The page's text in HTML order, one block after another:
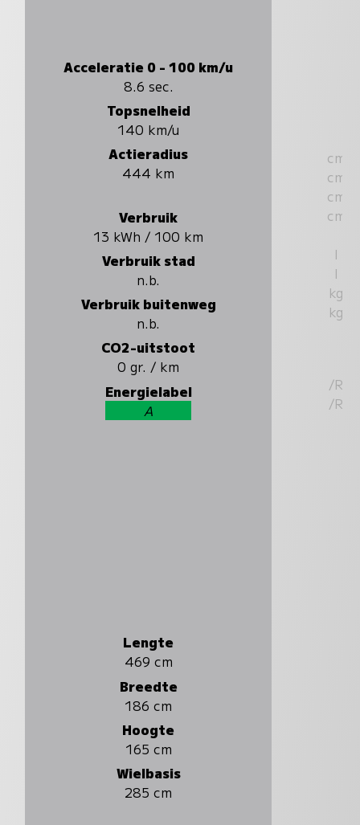
Acceleratie 0 - 100 km/u
8.6 sec.
Topsnelheid
140 km/u
Actieradius
444 km
Verbruik
13 kWh / 100 km
Verbruik stad
n.b.
Verbruik buitenweg
n.b.
CO2-uitstoot
0 gr. / km
Energielabel
A
Lengte
469 cm
Breedte
186 cm
Hoogte
165 cm
Wielbasis
285 cm
cm
cm
cm
cm
l
l
kg
kg
/R
/R